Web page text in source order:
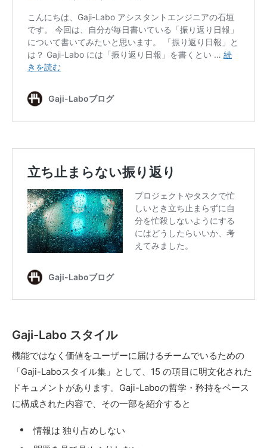
Gaji-Labo スタイル
機能ではなく価値をユーザーに届けるチームでいるための
「Gaji-Laboスタイル集」として、15 の項目に明文化された
ドキュメントがあります。Gaji-Laboの哲学・矜持をベース
に構成された内容で、その一部を紹介すると
情報は 独り占めしない